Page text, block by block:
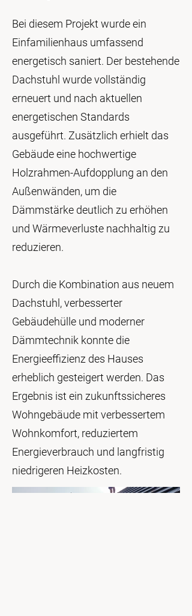
Bei diesem Projekt wurde ein
Einfamilienhaus umfassend
energetisch saniert. Der bestehende
Dachstuhl wurde vollständig
erneuert und nach aktuellen
energetischen Standards
ausgeführt. Zusätzlich erhielt das
Gebäude eine hochwertige
Holzrahmen-Aufdopplung an den
Außenwänden, um die
Dämmstärke deutlich zu erhöhen
und Wärmeverluste nachhaltig zu
reduzieren.
Durch die Kombination aus neuem
Dachstuhl, verbesserter
Gebäudehülle und moderner
Dämmtechnik konnte die
Energieeffizienz des Hauses
erheblich gesteigert werden. Das
Ergebnis ist ein zukunftssicheres
Wohngebäude mit verbessertem
Wohnkomfort, reduziertem
Energieverbrauch und langfristig
niedrigeren Heizkosten.